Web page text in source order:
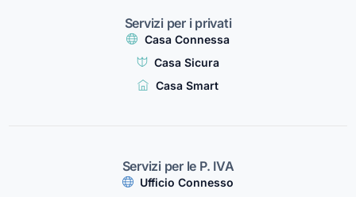
Servizi per i privati
Casa Connessa
Casa Sicura
Casa Smart
Servizi per le P. IVA
Ufficio Connesso